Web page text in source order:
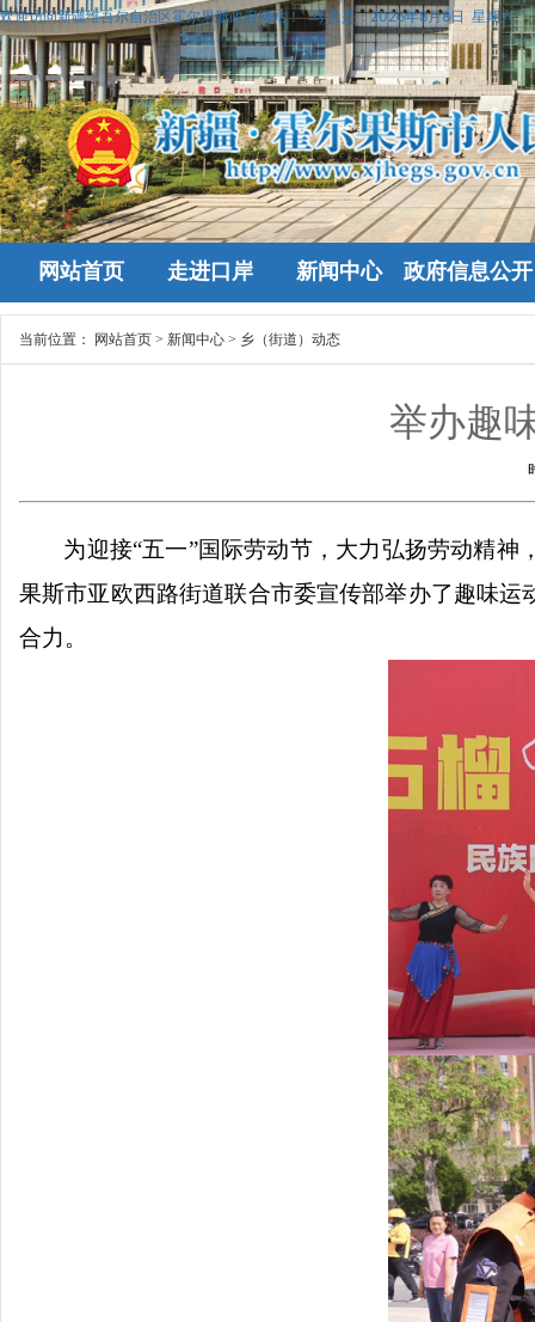
欢迎访问新疆维吾尔自治区霍尔果斯政府网站！ 今天是：2026年8月8日 星期六
网站首页 走进口岸 新闻中心 政府信息公开
当前位置： 网站首页 > 新闻中心 > 乡（街道）动态
举办趣
为迎接“五一”国际劳动节，大力弘扬劳动精
果斯市亚欧西路街道联合市委宣传部举办了趣味运
合力。